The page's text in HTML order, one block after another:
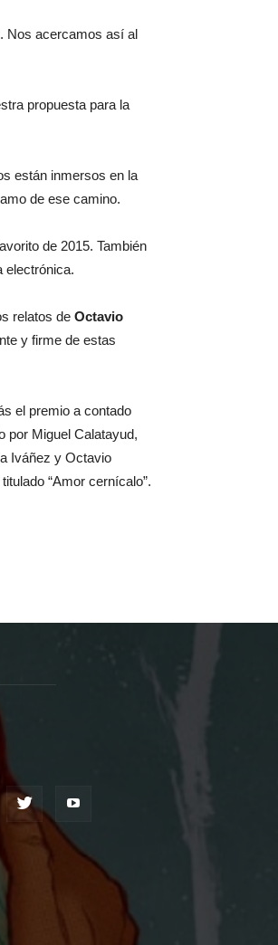
Nos acercamos así al
propuesta para la
están inmersos en la
de ese camino.
de 2015. También
electrónica.
relatos de Octavio
y firme de estas
el premio a contado
por Miguel Calatayud,
Iváñez y Octavio
“Amor cernícalo”.